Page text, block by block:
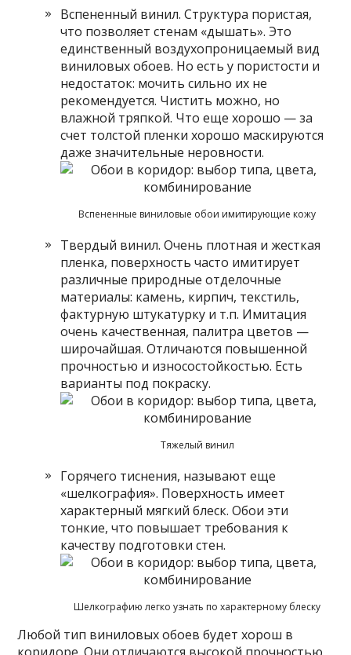
Вспененный винил. Структура пористая,
что позволяет стенам «дышать». Это
единственный воздухопроницаемый вид
виниловых обоев. Но есть у пористости и
недостаток: мочить сильно их не
рекомендуется. Чистить можно, но
влажной тряпкой. Что еще хорошо — за
счет толстой пленки хорошо маскируются
даже значительные неровности.
Вспененные виниловые обои имитирующие кожу
Твердый винил. Очень плотная и жесткая
пленка, поверхность часто имитирует
различные природные отделочные
материалы: камень, кирпич, текстиль,
фактурную штукатурку и т.п. Имитация
очень качественная, палитра цветов —
широчайшая. Отличаются повышенной
прочностью и износостойкостью. Есть
варианты под покраску.
Тяжелый винил
Горячего тиснения, называют еще
«шелкография». Поверхность имеет
характерный мягкий блеск. Обои эти
тонкие, что повышает требования к
качеству подготовки стен.
Шелкографию легко узнать по характерному блеску
Любой тип виниловых обоев будет хорош в